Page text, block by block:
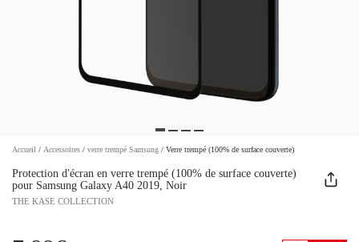
Accueil / Accessoires / verre trempé Samsung / Verre trempé (100% de surface couverte)
Protection d'écran en verre trempé (100% de surface couverte)
pour Samsung Galaxy A40 2019, Noir
THE KASE COLLECTION